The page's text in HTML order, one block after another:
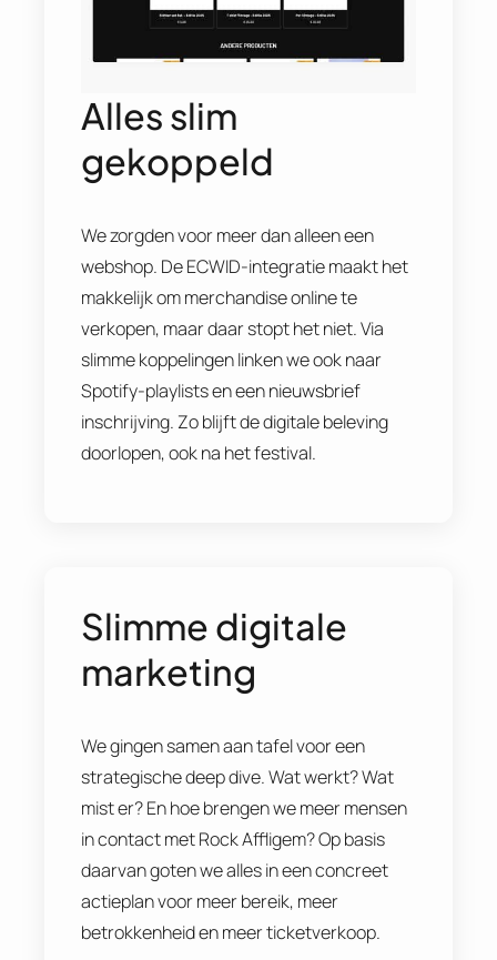
Alles slim
gekoppeld
We zorgden voor meer dan alleen een
webshop. De ECWID-integratie maakt het
makkelijk om merchandise online te
verkopen, maar daar stopt het niet. Via
slimme koppelingen linken we ook naar
Spotify-playlists en een nieuwsbrief
inschrijving. Zo blijft de digitale beleving
doorlopen, ook na het festival.
Slimme digitale
marketing
We gingen samen aan tafel voor een
strategische deep dive. Wat werkt? Wat
mist er? En hoe brengen we meer mensen
in contact met Rock Affligem? Op basis
daarvan goten we alles in een concreet
actieplan voor meer bereik, meer
betrokkenheid en meer ticketverkoop.